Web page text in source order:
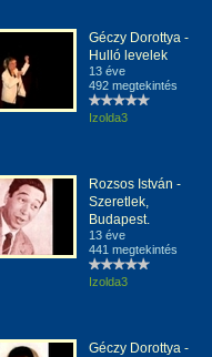
Géczy Dorottya -
Hulló levelek
13 éve
492 megtekintés
Izolda3
Rozsos István -
Szeretlek,
Budapest.
13 éve
441 megtekintés
Izolda3
Géczy Dorottya -